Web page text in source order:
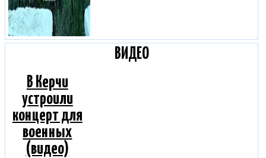
ВИДЕО
В Керчи
устроили
концерт для
военных
(видео)